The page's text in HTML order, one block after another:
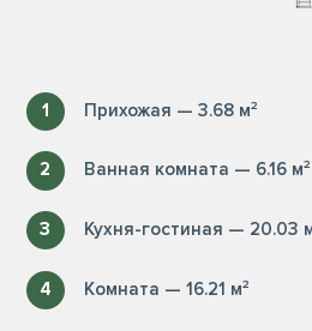
1 Прихожая — 3.68 м²
2 Ванная комната — 6.16 м²
3 Кухня-гостиная — 20.03
4 Комната — 16.21 м²